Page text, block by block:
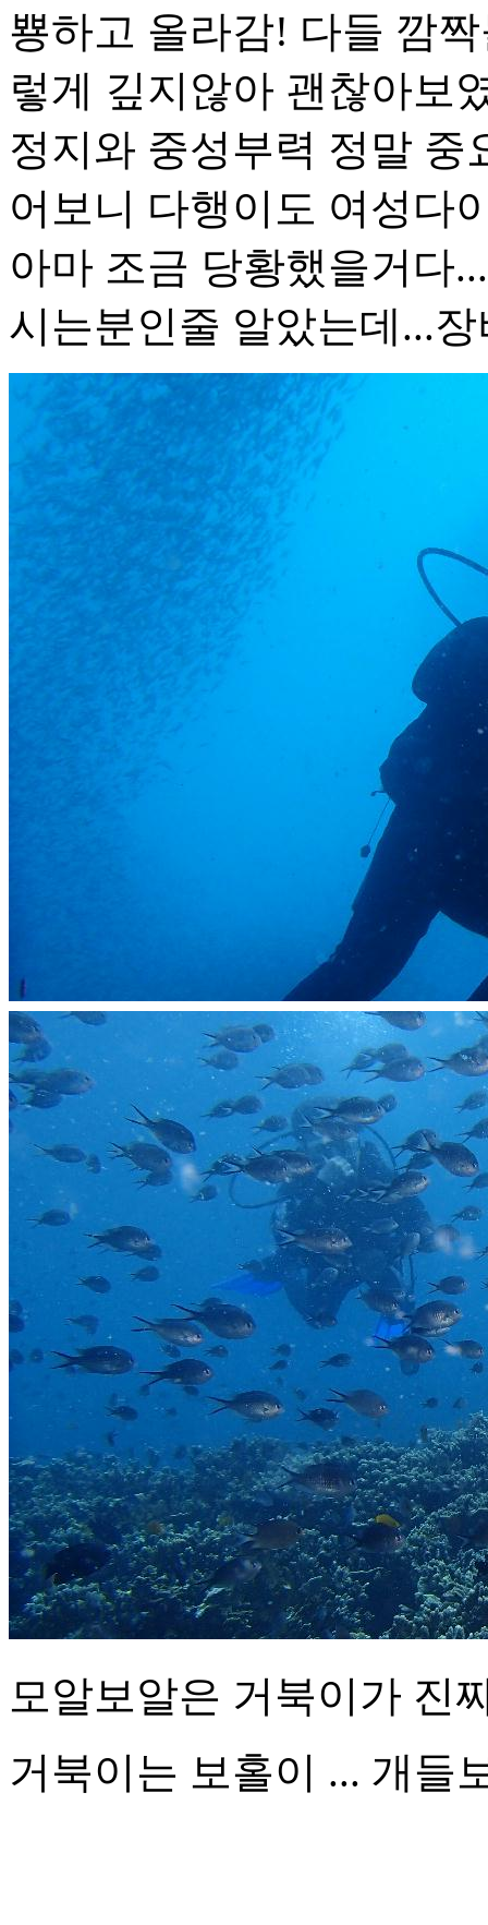
뿅하고 올라감! 다들 깜
렇게 깊지않아 괜찮아보
정지와 중성부력 정말
어보니 다행이도 여성다
아마 조금 당황했을거다
시는분인줄 알았는데...
모알보알은 거북이가 진
거북이는 보홀이 ... 개들